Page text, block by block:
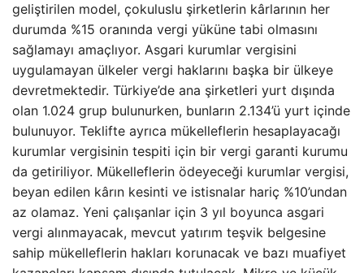
geliştirilen model, çokuluslu şirketlerin kârlarının her
durumda %15 oranında vergi yüküne tabi olmasını
sağlamayı amaçlıyor. Asgari kurumlar vergisini
uygulamayan ülkeler vergi haklarını başka bir ülkeye
devretmektedir. Türkiye’de ana şirketleri yurt dışında
olan 1.024 grup bulunurken, bunların 2.134’ü yurt içinde
bulunuyor. Teklifte ayrıca mükelleflerin hesaplayacağı
kurumlar vergisinin tespiti için bir vergi garanti kurumu
da getiriliyor. Mükelleflerin ödeyeceği kurumlar vergisi,
beyan edilen kârın kesinti ve istisnalar hariç %10’undan
az olamaz. Yeni çalışanlar için 3 yıl boyunca asgari
vergi alınmayacak, mevcut yatırım teşvik belgesine
sahip mükelleflerin hakları korunacak ve bazı muafiyet